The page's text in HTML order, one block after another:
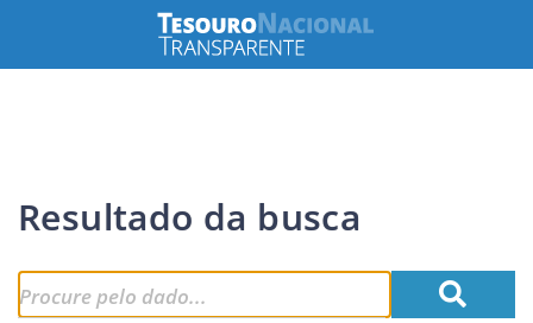
Resultado da busca